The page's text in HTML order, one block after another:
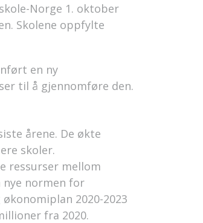
Norge 1. oktober
Skolene oppfylte
en ny
til å gjennomføre den.
årene. De økte
skoler.
ressurser mellom
normen for
2020-2023
fra 2020.